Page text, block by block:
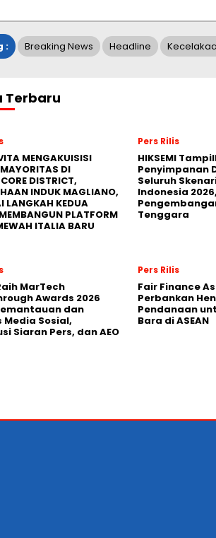
: Breaking News Headline
Terbaru
MENGAKUISISI
DI
DISTRICT,
INDUK MAGLIANO,
LANGKAH KEDUA
PLATFORM
ITALIA BARU
Pers Rilis
HIKSEMI
Penyimpanan
Seluruh
Indonesia
Tenggara
MarTech
Awards 2026
dan
Media Sosial,
Siaran Pers, dan AEO
Pers Rilis
Fair Finance
Perbankan
Pendanaan
Bara di ASEAN